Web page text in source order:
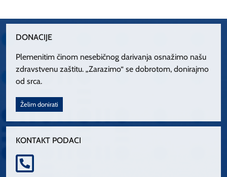
DONACIJE
Plemenitim činom nesebičnog darivanja osnažimo našu
zdravstvenu zaštitu. „Zarazimo“ se dobrotom, donirajmo
od srca.
Želim donirati
KONTAKT PODACI